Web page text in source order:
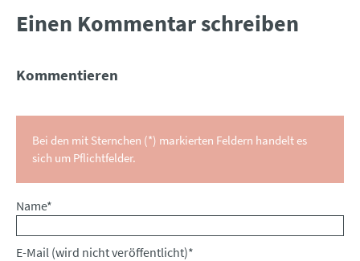
Einen Kommentar schreiben
Kommentieren
Bei den mit Sternchen (*) markierten Feldern handelt es
sich um Pflichtfelder.
Pflichtfeld
Name*
Pflichtfeld
E-Mail (wird nicht veröffentlicht)*